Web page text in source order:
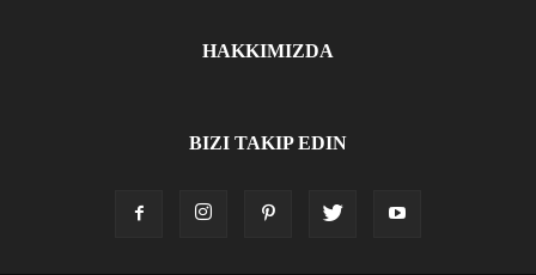
HAKKIMIZDA
BIZI TAKIP EDIN